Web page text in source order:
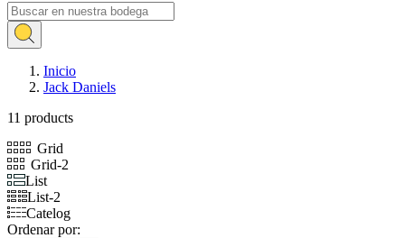
Inicio
Jack Daniels
11 products
Grid
Grid-2
List
List-2
Catelog
Ordenar por: